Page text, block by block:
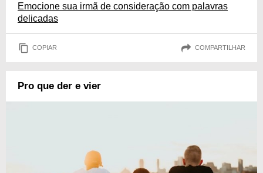
Emocione sua irmã de consideração com palavras
delicadas
COPIAR COMPARTILHAR
Pro que der e vier